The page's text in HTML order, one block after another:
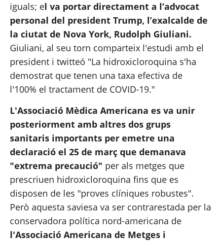
iguals; el va portar directament a l’advocat
personal del president Trump, l’exalcalde de
Giuliani, al seu torn comparteix l'estudi amb el
president i twitteó "La hidroxicloroquina s'ha
demostrat que tenen una taxa efectiva de
l'100% el tractament de COVID-19."
L'Associació Mèdica Americana es va unir
posteriorment amb altres dos grups
declaració el 25 de març que demanava
"extrema precaució" per als metges que
prescriuen hidroxicloroquina fins que es
disposen de les "proves clíniques robustes".
Però aquesta saviesa va ser contrarestada per la
l'Associació Americana de Metges i